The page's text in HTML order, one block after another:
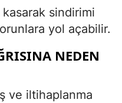
kasarak sindirimi
yol açabilir.
NEDEN
ve iltihaplanma